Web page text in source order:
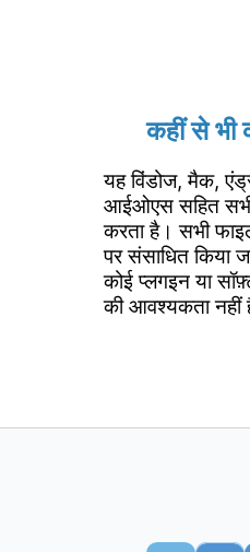
कहीं से भी
यह विंडोज, मैक,
आईओएस सहित
करता है। सभी
पर संसाधित किया
कोई प्लगइन या
की आवश्यकता नहीं